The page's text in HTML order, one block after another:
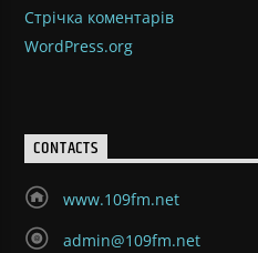
Стрічка коментарів
WordPress.org
CONTACTS
www.109fm.net
admin@109fm.net